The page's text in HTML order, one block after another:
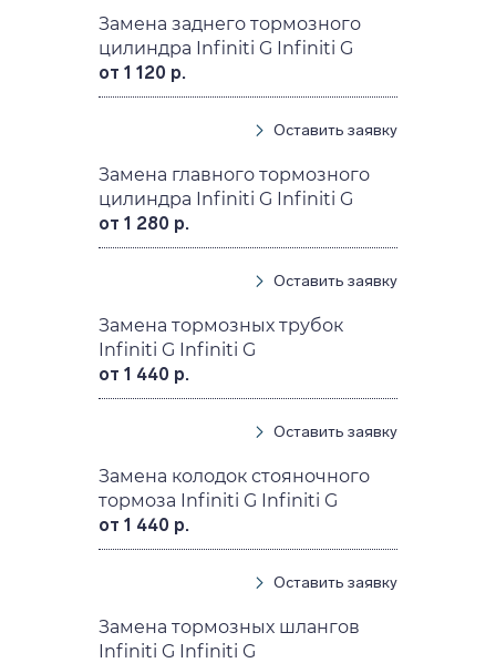
Замена заднего тормозного
цилиндра Infiniti G Infiniti G
от 1 120 р.
Оставить заявку
Замена главного тормозного
цилиндра Infiniti G Infiniti G
от 1 280 р.
Оставить заявку
Замена тормозных трубок
Infiniti G Infiniti G
от 1 440 р.
Оставить заявку
Замена колодок стояночного
тормоза Infiniti G Infiniti G
от 1 440 р.
Оставить заявку
Замена тормозных шлангов
Infiniti G Infiniti G